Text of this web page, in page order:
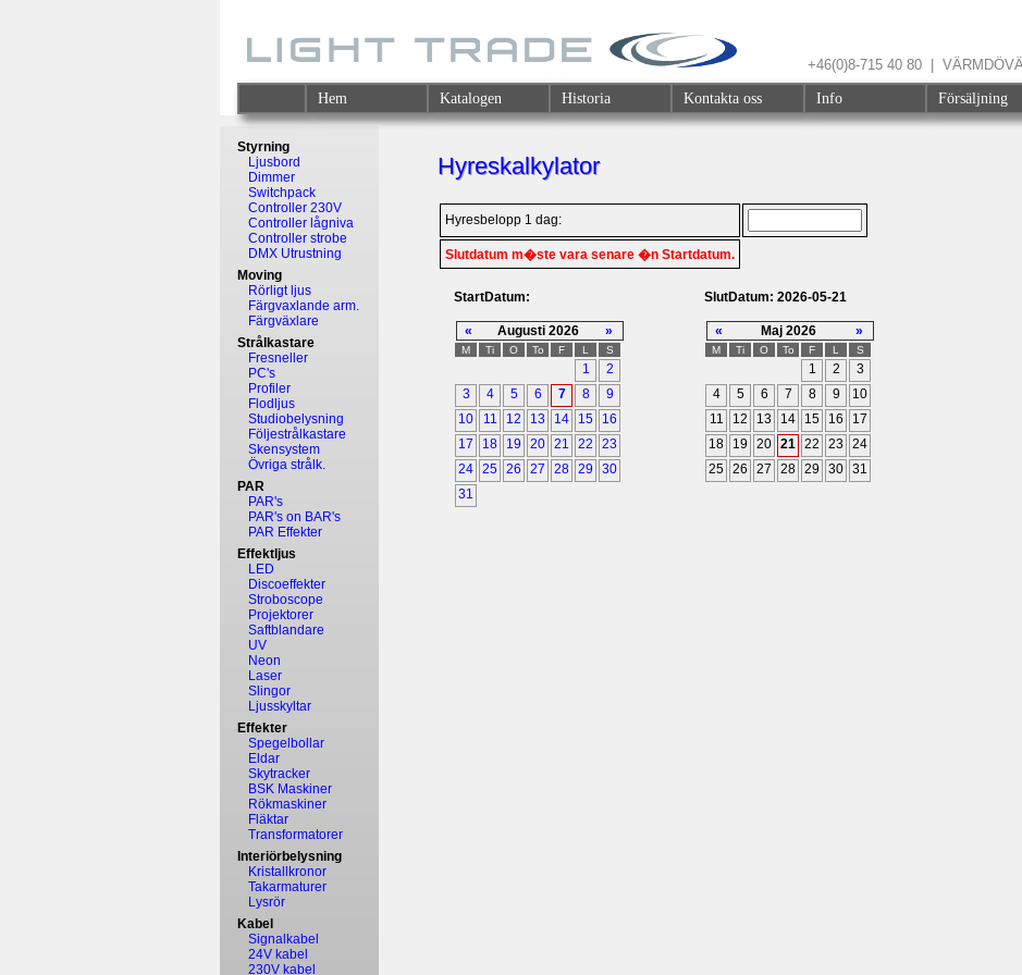
+46(0)8-715 40 80 |
Hem Katalogen Historia Kontakta oss Info Försäljning
Styrning
Ljusbord
Dimmer
Switchpack
Controller 230V
Controller lågniva
Controller strobe
DMX Utrustning
Moving
Rörligt ljus
Färgvaxlande arm.
Färgväxlare
Strålkastare
Fresneller
PC's
Profiler
Flodljus
Studiobelysning
Följestrålkastare
Skensystem
Övriga strålk.
PAR
PAR's
PAR's on BAR's
PAR Effekter
Effektljus
LED
Discoeffekter
Stroboscope
Projektorer
Saftblandare
UV
Neon
Laser
Slingor
Ljusskyltar
Effekter
Spegelbollar
Eldar
Skytracker
BSK Maskiner
Rökmaskiner
Fläktar
Transformatorer
Interiörbelysning
Kristallkronor
Takarmaturer
Lysrör
Kabel
Signalkabel
24V kabel
230V kabel
Hyreskalkylator
Hyresbelopp 1 dag:
Slutdatum m�ste vara senare �n Startdatum.
StartDatum:
« Augusti 2026 »
M Ti O To F L S
1
2
3
4 5 6 7 8
9
10
11 12 13 14 15
16
17
18 19 20 21 22
23
24 25 26 27 28 29
30
31
SlutDatum: 2026-05-21
« Maj 2026 »
M Ti O To F L S
1 2
3
4
5 6 7 8 9
10
11
12 13 14 15 16
17
18
19 20 21 22 23
24
25 26 27 28 29 30 31